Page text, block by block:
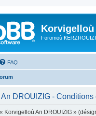
Korvigelloù
Foromoù
FAQ
DROUIZIG - Conditions
Korvigelloù An DROUIZIG »